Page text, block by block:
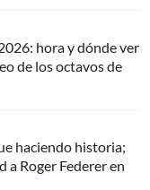
hora y dónde ver
de los octavos de
haciendo historia;
a Roger Federer en